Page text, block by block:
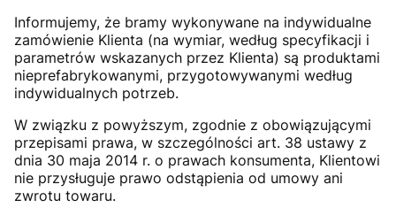
Informujemy, że bramy wykonywane na indywidualne
zamówienie Klienta (na wymiar, według specyfikacji i
parametrów wskazanych przez Klienta) są produktami
nieprefabrykowanymi, przygotowywanymi według
indywidualnych potrzeb.
W związku z powyższym, zgodnie z obowiązującymi
przepisami prawa, w szczególności art. 38 ustawy z
dnia 30 maja 2014 r. o prawach konsumenta, Klientowi
nie przysługuje prawo odstąpienia od umowy ani
zwrotu towaru.